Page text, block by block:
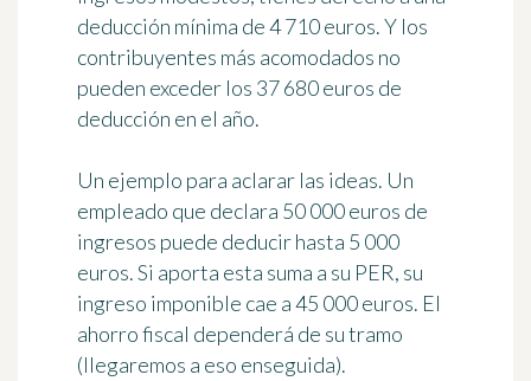
deducción mínima de 4 710 euros. Y los
contribuyentes más acomodados no
pueden exceder los 37 680 euros de
deducción en el año.
Un ejemplo para aclarar las ideas. Un
empleado que declara 50 000 euros de
ingresos puede deducir hasta 5 000
euros. Si aporta esta suma a su PER, su
ingreso imponible cae a 45 000 euros. El
ahorro fiscal dependerá de su tramo
(llegaremos a eso enseguida).